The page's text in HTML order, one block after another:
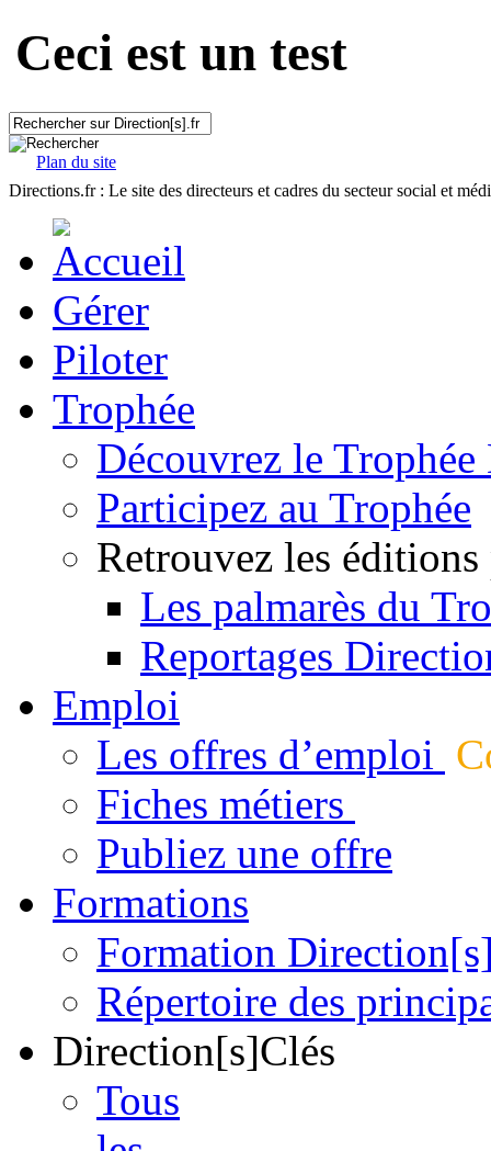
Ceci est un test
Plan du site
Directions.fr : Le site des directeurs et cadres du secteur social et
Gérer
Piloter
Trophée
Découvrez le
Participez au Trophée
Retrouvez les éditions
Les palmarès du
Reportages
Emploi
Les offres d’emploi
Fiches métiers
Publiez une offre
Formations
Formation
Répertoire des
Direction[s]Clés
Tous